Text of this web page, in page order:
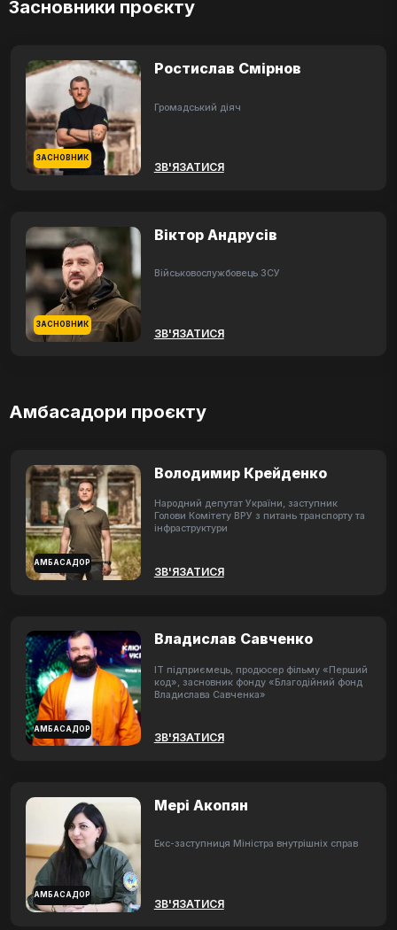
Засновники проєкту
ЗАСНОВНИК
Ростислав Смірнов
Громадський діяч
ЗВ'ЯЗАТИСЯ
ЗАСНОВНИК
Віктор Андрусів
Військовослужбовець ЗСУ
ЗВ'ЯЗАТИСЯ
Амбасадори проєкту
АМБАСАДОР
Володимир Крейденко
Народний депутат України, заступник
Голови Комітету ВРУ з питань транспорту та
інфраструктури
ЗВ'ЯЗАТИСЯ
АМБАСАДОР
Владислав Савченко
ІТ підприємець, продюсер фільму «Перший
код», засновник фонду «Благодійний фонд
Владислава Савченка»
ЗВ'ЯЗАТИСЯ
АМБАСАДОР
Мері Акопян
Екс-заступниця Міністра внутрішніх справ
ЗВ'ЯЗАТИСЯ